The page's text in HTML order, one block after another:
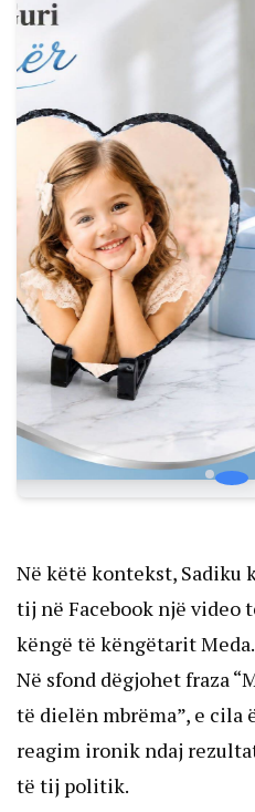
Në këtë kontekst, Sadiku
tij në Facebook një video
këngë të këngëtarit Meda.
Në sfond dëgjohet fraza
të dielën mbrëma”, e
reagim ironik ndaj
të tij politik.